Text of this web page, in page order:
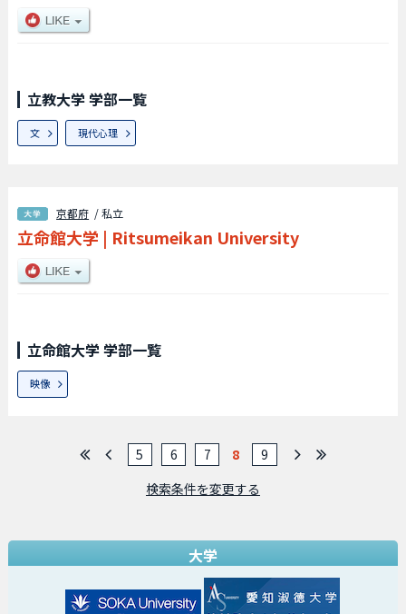
立教大学 学部一覧
文 現代心理
京都府 / 私立
立命館大学 | Ritsumeikan University
立命館大学 学部一覧
映像
5 6 7 8
9
検索条件を変更する
大学